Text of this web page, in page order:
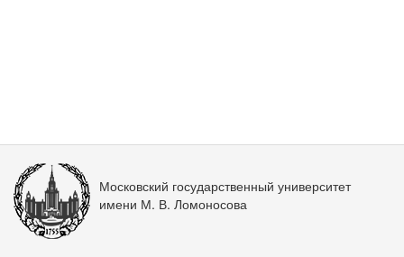
Московский государственный университет
имени М. В. Ломоносова